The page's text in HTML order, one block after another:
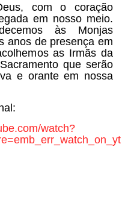
com o coração
em nosso meio.
às Monjas
anos de presença em
as Irmãs da
que serão
e orante em nossa
watch?